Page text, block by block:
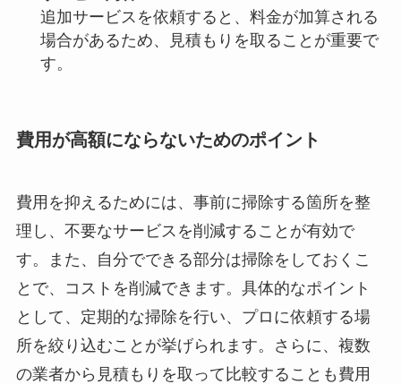
追加サービスを依頼すると、料金が加算される
場合があるため、見積もりを取ることが重要で
す。
費用が高額にならないためのポイント
費用を抑えるためには、事前に掃除する箇所を整
理し、不要なサービスを削減することが有効で
す。また、自分でできる部分は掃除をしておくこ
とで、コストを削減できます。具体的なポイント
として、定期的な掃除を行い、プロに依頼する場
所を絞り込むことが挙げられます。さらに、複数
の業者から見積もりを取って比較することも費用